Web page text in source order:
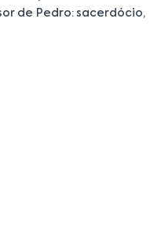
de Pedro: sacerdócio,